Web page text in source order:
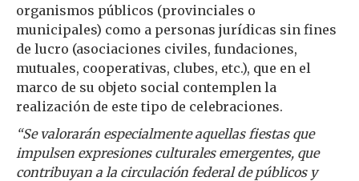
organismos públicos (provinciales o
municipales) como a personas jurídicas sin fines
de lucro (asociaciones civiles, fundaciones,
mutuales, cooperativas, clubes, etc.), que en el
marco de su objeto social contemplen la
realización de este tipo de celebraciones.
“Se valorarán especialmente aquellas fiestas que
impulsen expresiones culturales emergentes, que
contribuyan a la circulación federal de públicos y